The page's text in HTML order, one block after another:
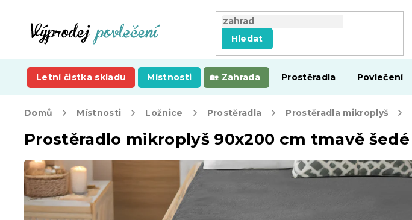
Hledat
Letní čistka skladu Místnosti Zahrada Prostěradla Povlečení
Domů Místnosti Ložnice Prostěradla Prostěradla mikroplyš
Prostěradlo mikroplyš 90x200 cm tmavě šedé